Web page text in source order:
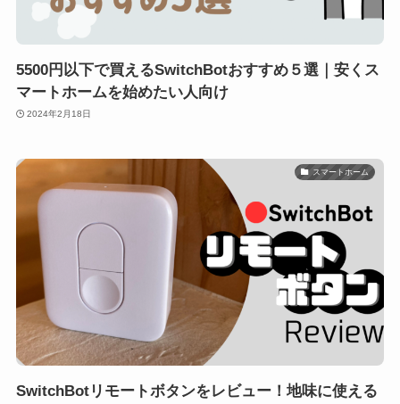
5500円以下で買えるSwitchBotおすすめ５選｜安くス
マートホームを始めたい人向け
2024年2月18日
スマートホーム
SwitchBotリモートボタンをレビュー！地味に使える